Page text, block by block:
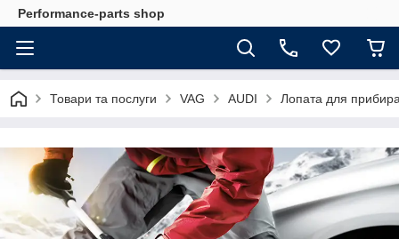
Performance-parts shop
Товари та послуги VAG AUDI Лопата для